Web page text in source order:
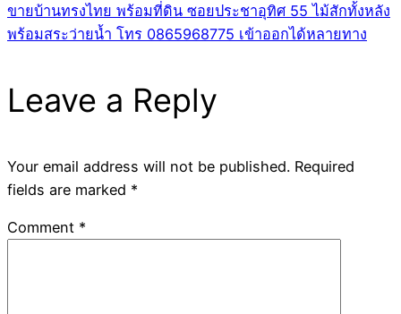
ขายบ้านทรงไทย พร้อมที่ดิน ซอยประชาอุทิศ 55 ไม้สักทั้งหลัง
พร้อมสระว่ายน้ำ โทร 0865968775 เข้าออกได้หลายทาง
Leave a Reply
Your email address will not be published. Required
fields are marked *
Comment *